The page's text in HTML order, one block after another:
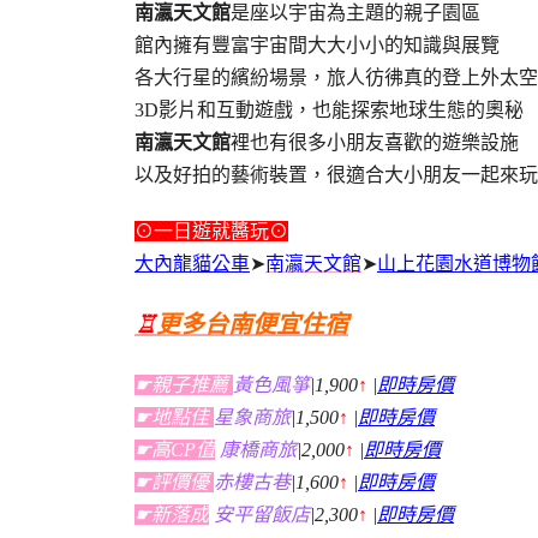
南瀛天文館是座以宇宙為主題的親子園區
館內擁有豐富宇宙間大大小小的知識與展覽
各大行星的繽紛場景，旅人彷彿真的登上外太空
3D影片和互動遊戲，也能探索地球生態的奧秘
南瀛天文館裡也有很多小朋友喜歡的遊樂設施
以及好拍的藝術裝置，很適合大小朋友一起來玩
⊙一日遊就醬玩⊙
大內龍貓公車➤南瀛天文館➤山上花園水道博物
♖更多台南便宜住宿
☛親子推薦 黃色風箏 |1,900↑
即時房價
☛地點佳 星象商旅|1,500↑
即時房價
☛高CP值 康橋商旅|2,000↑
即時房價
☛評價優 赤樓古巷|1,600↑
即時房價
☛新落成 安平留飯店|2,300↑ 即時房價